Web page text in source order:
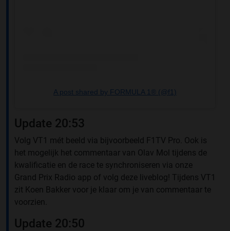
A post shared by FORMULA 1® (@f1)
Update 20:53
Volg VT1 mét beeld via bijvoorbeeld F1TV Pro. Ook is
het mogelijk het commentaar van Olav Mol tijdens de
kwalificatie en de race te synchroniseren via onze
Grand Prix Radio app of volg deze liveblog! Tijdens VT1
zit Koen Bakker voor je klaar om je van commentaar te
voorzien.
Update 20:50